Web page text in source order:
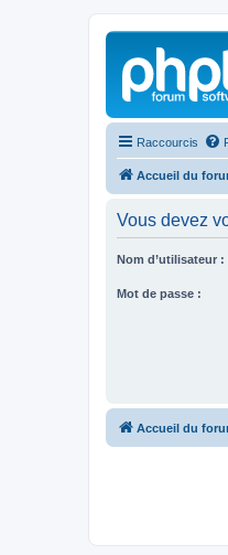
Raccourcis
Accueil du
Vous devez
Nom d’utilisateur :
Mot de passe :
Accueil du